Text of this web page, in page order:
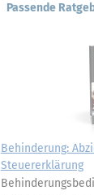
Passende
Behinderung:
Steuererklärung